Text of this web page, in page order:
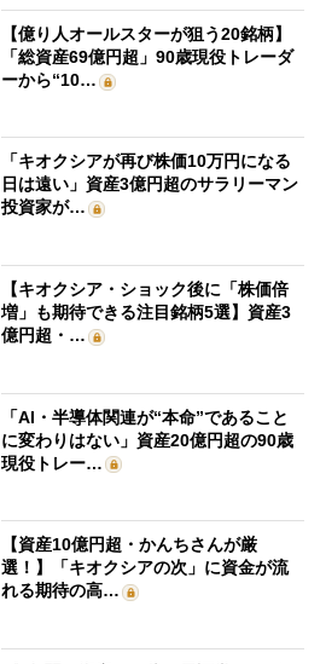
【億り人オールスターが狙う20銘柄】
「総資産69億円超」90歳現役トレーダ
ーから“10…
「キオクシアが再び株価10万円になる
日は遠い」資産3億円超のサラリーマン
投資家が…
【キオクシア・ショック後に「株価倍
増」も期待できる注目銘柄5選】資産3
億円超・…
「AI・半導体関連が“本命”であること
に変わりはない」資産20億円超の90歳
現役トレー…
【資産10億円超・かんちさんが厳
選！】「キオクシアの次」に資金が流
れる期待の高…